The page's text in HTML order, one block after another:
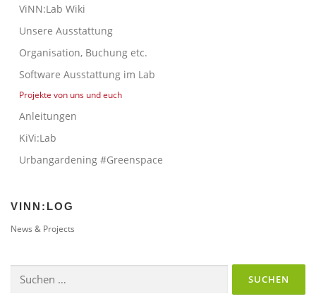
ViNN:Lab Wiki
Unsere Ausstattung
Organisation, Buchung etc.
Software Ausstattung im Lab
Projekte von uns und euch
Anleitungen
KiVi:Lab
Urbangardening #Greenspace
VINN:LOG
News & Projects
nach: